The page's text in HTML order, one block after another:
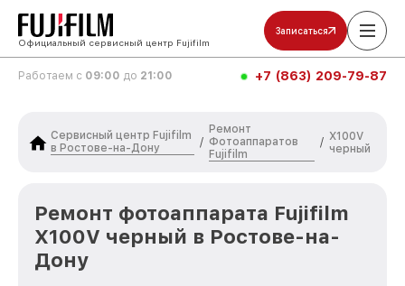
Официальный сервисный центр Fujifilm
Записаться
Работаем с 09:00 до 21:00 +7 (863) 209-79-87
Сервисный центр Fujifilm
в Ростове-на-Дону
/
Ремонт
Фотоаппаратов
Fujifilm
/ X100V
черный
Ремонт фотоаппарата Fujifilm
X100V черный в Ростове-на-
Дону